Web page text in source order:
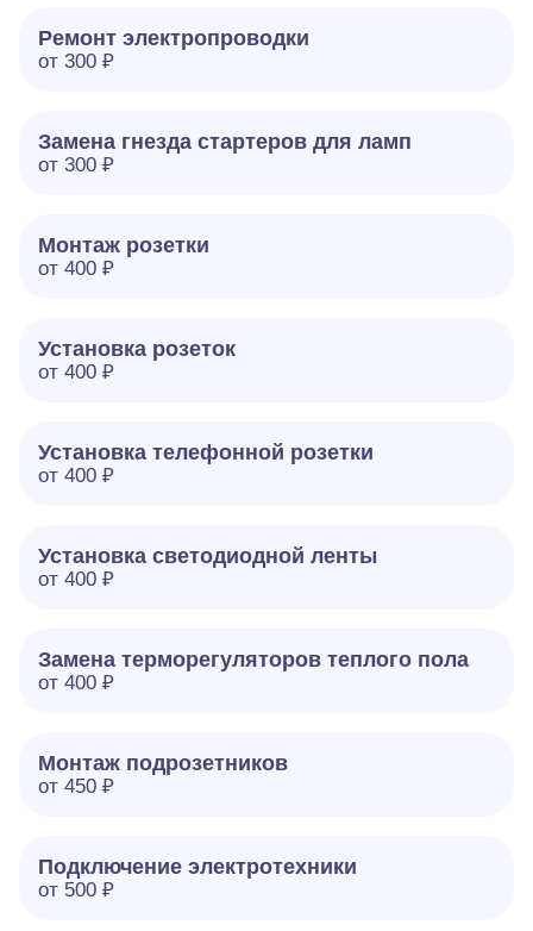
Ремонт электропроводки
от 300 ₽
Замена гнезда стартеров для ламп
от 300 ₽
Монтаж розетки
от 400 ₽
Установка розеток
от 400 ₽
Установка телефонной розетки
от 400 ₽
Установка светодиодной ленты
от 400 ₽
Замена терморегуляторов теплого пола
от 400 ₽
Монтаж подрозетников
от 450 ₽
Подключение электротехники
от 500 ₽